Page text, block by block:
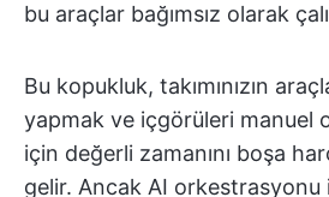
bu araçlar bağımsız olarak
Bu kopukluk, takımınızın
yapmak ve içgörüleri manuel
için değerli zamanını boşa
gelir. Ancak AI orkestrasyonu